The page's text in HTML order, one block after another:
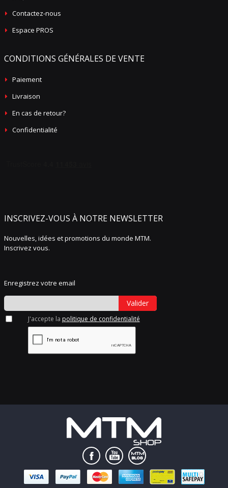
Contactez-nous
Espace PROS
CONDITIONS GÉNÉRALES DE VENTE
Paiement
Livraison
En cas de retour?
Confidentialité
INSCRIVEZ-VOUS À NOTRE NEWSLETTER
Nouvelles, idées et promotions du monde MTM.
Inscrivez vous.
Enregistrez votre email
Valider
J'accepte la politique de confidentialité